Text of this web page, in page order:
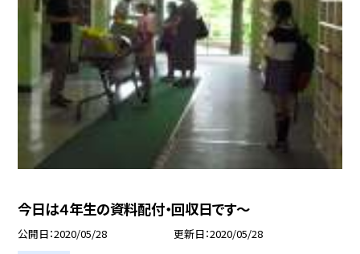
今日は４年生の資料配付・回収日です〜
公開日 2020/05/28 更新日 2020/05/28